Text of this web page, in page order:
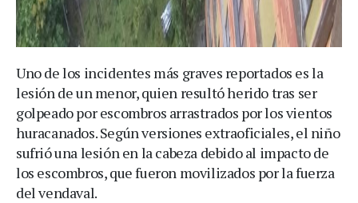
Uno de los incidentes más graves reportados es la
lesión de un menor, quien resultó herido tras ser
golpeado por escombros arrastrados por los vientos
huracanados. Según versiones extraoficiales, el niño
sufrió una lesión en la cabeza debido al impacto de
los escombros, que fueron movilizados por la fuerza
del vendaval.